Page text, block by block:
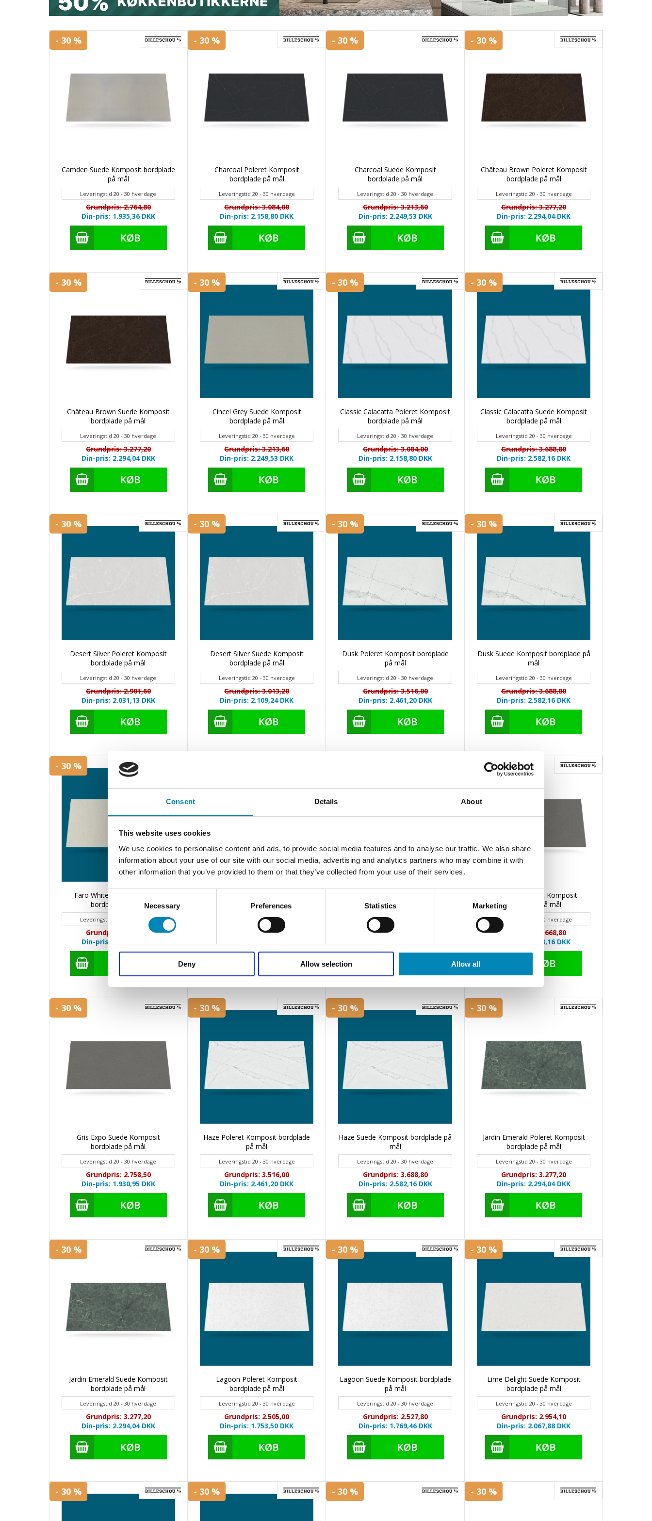
Consent Details About
This website uses cookies
We use cookies to personalise content and ads, to provide social media features and to analyse our traffic. We also share
information about your use of our site with our social media, advertising and analytics partners who may combine it with
other information that you’ve provided to them or that they’ve collected from your use of their services.
Consent
Selection
Necessary Preferences Statistics Marketing
Deny Allow selection Allow all
- 30 %
Camden Suede Komposit bordplade
på mål
Leveringstid 20 - 30 hverdage
Grundpris: 2.764,80
Din-pris: 1.935,36 DKK
- 30 %
Charcoal Poleret Komposit
bordplade på mål
Leveringstid 20 - 30 hverdage
Grundpris: 3.084,00
Din-pris: 2.158,80 DKK
- 30 %
Charcoal Suede Komposit
bordplade på mål
Leveringstid 20 - 30 hverdage
Grundpris: 3.213,60
Din-pris: 2.249,53 DKK
- 30 %
Château Brown Poleret Komposit
bordplade på mål
Leveringstid 20 - 30 hverdage
Grundpris: 3.277,20
Din-pris: 2.294,04 DKK
- 30 %
Château Brown Suede Komposit
bordplade på mål
Leveringstid 20 - 30 hverdage
Grundpris: 3.277,20
Din-pris: 2.294,04 DKK
- 30 %
Cincel Grey Suede Komposit
bordplade på mål
Leveringstid 20 - 30 hverdage
Grundpris: 3.213,60
Din-pris: 2.249,53 DKK
- 30 %
Classic Calacatta Poleret Komposit
bordplade på mål
Leveringstid 20 - 30 hverdage
Grundpris: 3.084,00
Din-pris: 2.158,80 DKK
- 30 %
Classic Calacatta Suede Komposit
bordplade på mål
Leveringstid 20 - 30 hverdage
Grundpris: 3.688,80
Din-pris: 2.582,16 DKK
- 30 %
Desert Silver Poleret Komposit
bordplade på mål
Leveringstid 20 - 30 hverdage
Grundpris: 2.901,60
Din-pris: 2.031,13 DKK
- 30 %
Desert Silver Suede Komposit
bordplade på mål
Leveringstid 20 - 30 hverdage
Grundpris: 3.013,20
Din-pris: 2.109,24 DKK
- 30 %
Dusk Poleret Komposit bordplade
på mål
Leveringstid 20 - 30 hverdage
Grundpris: 3.516,00
Din-pris: 2.461,20 DKK
- 30 %
Dusk Suede Komposit bordplade på
mål
Leveringstid 20 - 30 hverdage
Grundpris: 3.688,80
Din-pris: 2.582,16 DKK
- 30 %
Faro White Suede Komposit
bordplade på mål
Leveringstid 20 - 30 hverdage
Grundpris: 3.213,60
Din-pris: 2.249,53DKK
på mål
Leveringstid 20 - 30 hverdage
Grundpris: 3.516,00
Din-pris: 2.461,20DKK
mål
Leveringstid 20 - 30 hverdage
Grundpris: 3.688,80
Din-pris: 2.582,16DKK
- 30 %
Gris Expo Poleret Komposit
bordplade på mål
Leveringstid 20 - 30 hverdage
Grundpris: 2.668,80
Din-pris: 1.868,16 DKK
- 30 %
Gris Expo Suede Komposit
bordplade på mål
Leveringstid 20 - 30 hverdage
Grundpris: 2.758,50
Din-pris: 1.930,95 DKK
- 30 %
Haze Poleret Komposit bordplade
på mål
Leveringstid 20 - 30 hverdage
Grundpris: 3.516,00
Din-pris: 2.461,20 DKK
- 30 %
Haze Suede Komposit bordplade på
mål
Leveringstid 20 - 30 hverdage
Grundpris: 3.688,80
Din-pris: 2.582,16 DKK
- 30 %
Jardin Emerald Poleret Komposit
bordplade på mål
Leveringstid 20 - 30 hverdage
Grundpris: 3.277,20
Din-pris: 2.294,04 DKK
- 30 %
Jardin Emerald Suede Komposit
bordplade på mål
Leveringstid 20 - 30 hverdage
Grundpris: 3.277,20
Din-pris: 2.294,04 DKK
- 30 %
Lagoon Poleret Komposit
bordplade på mål
Leveringstid 20 - 30 hverdage
Grundpris: 2.505,00
Din-pris: 1.753,50 DKK
- 30 %
Lagoon Suede Komposit bordplade
på mål
Leveringstid 20 - 30 hverdage
Grundpris: 2.527,80
Din-pris: 1.769,46 DKK
- 30 %
Lime Delight Suede Komposit
bordplade på mål
Leveringstid 20 - 30 hverdage
Grundpris: 2.954,10
Din-pris: 2.067,88 DKK
- 30 % - 30 % - 30 % - 30 %